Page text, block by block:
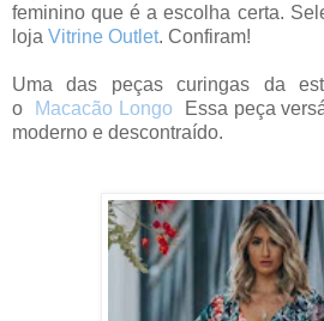
feminino que é a escolha certa.
loja Vitrine Outlet. Confiram!
Uma das peças curingas da
o
Macacão Longo
Essa peça
moderno e descontraído.